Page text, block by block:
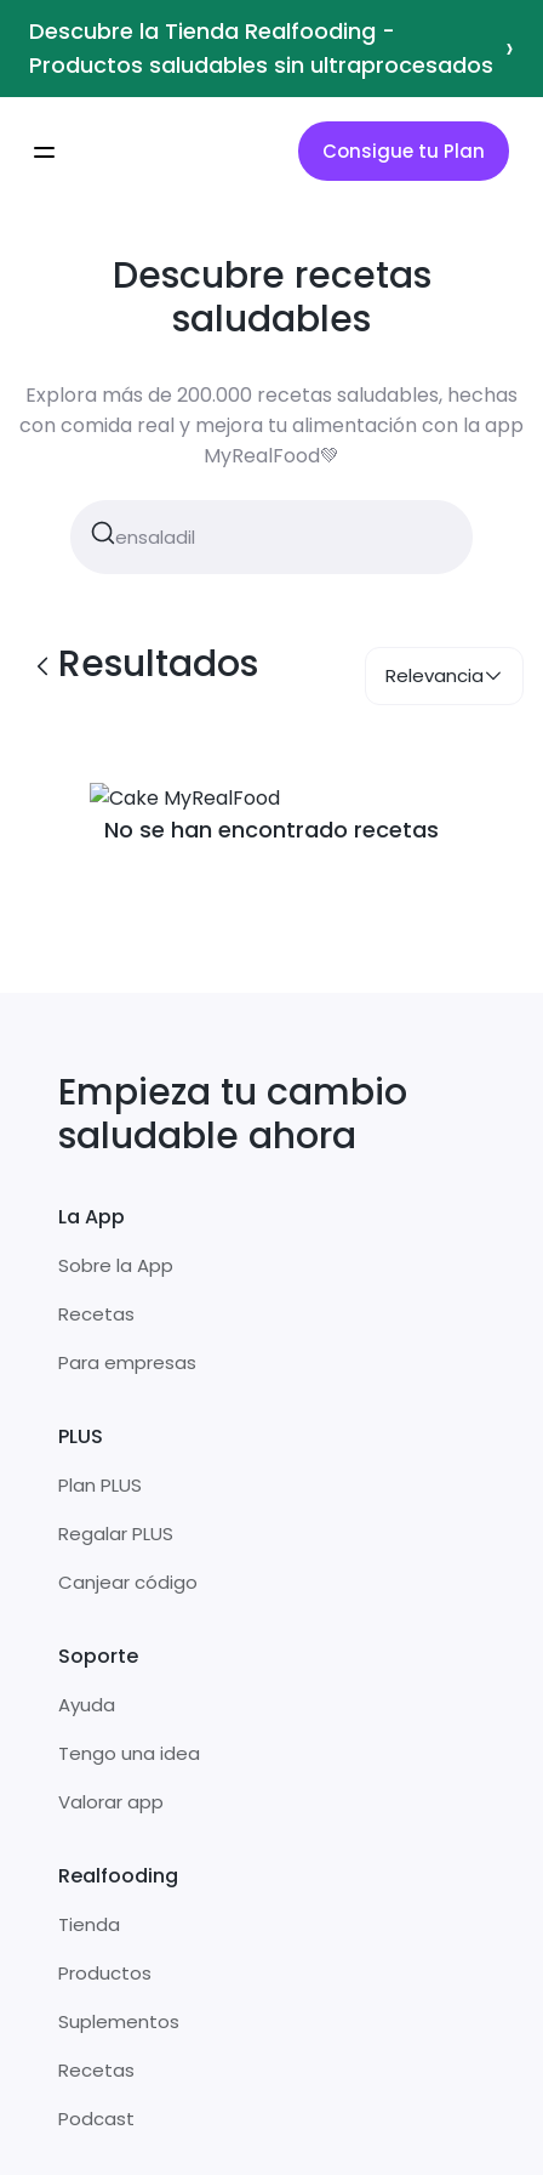
Descubre la Tienda Realfooding -
Productos saludables sin ultraprocesados ›
Consigue tu Plan
Descubre recetas
saludables
Explora más de 200.000 recetas saludables, hechas
con comida real y mejora tu alimentación con la app
MyRealFood💚
Resultados Relevancia
No se han encontrado recetas
Empieza tu cambio
saludable ahora
La App
Sobre la App
Recetas
Para empresas
PLUS
Plan PLUS
Regalar PLUS
Canjear código
Soporte
Ayuda
Tengo una idea
Valorar app
Realfooding
Tienda
Productos
Suplementos
Recetas
Podcast